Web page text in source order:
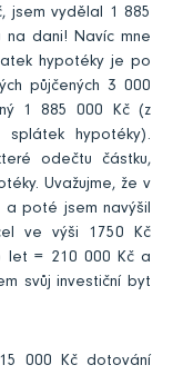
jsem vydělal 1 885
na dani! Navíc mne
hypotéky je po
půjčených 3 000
1 885 000 Kč (z
hypotéky).
odečtu částku,
Uvažujme, že v
a poté jsem navýšil
ve výši 1750 Kč
let = 210 000 Kč a
svůj investiční byt
000 Kč dotování